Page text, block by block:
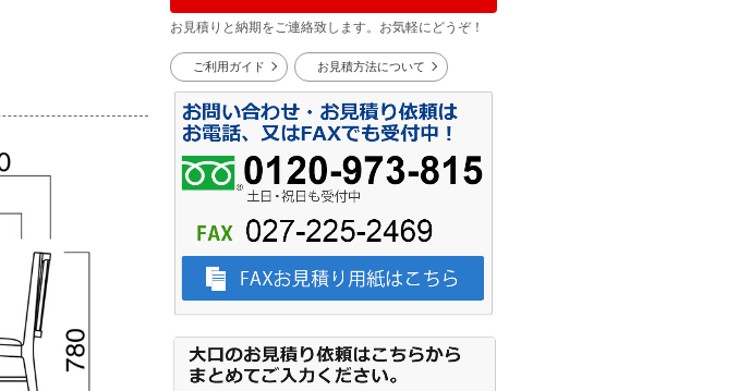
お見積りと納期をご連絡致します。お気軽にどうぞ！
ご利用ガイド お見積方法について